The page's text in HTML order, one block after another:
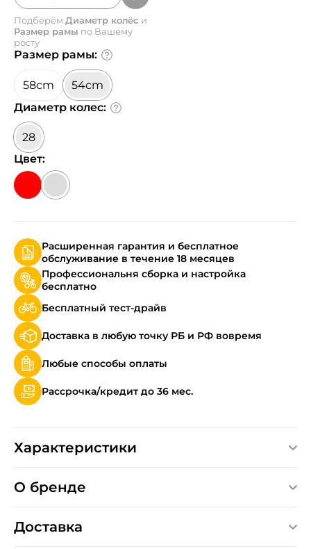
Подберём Диаметр колёс и
Размер рамы по Вашему
росту
Размер рамы:
58cm
54cm
Диаметр колес:
28
Цвет:
Расширенная гарантия и бесплатное
обслуживание в течение 18 месяцев
Профессиональня сборка и настройка
бесплатно
Бесплатный тест-драйв
Доставка в любую точку РБ и РФ вовремя
Любые способы оплаты
Рассрочка/кредит до 36 мес.
Характеристики
О бренде
Доставка